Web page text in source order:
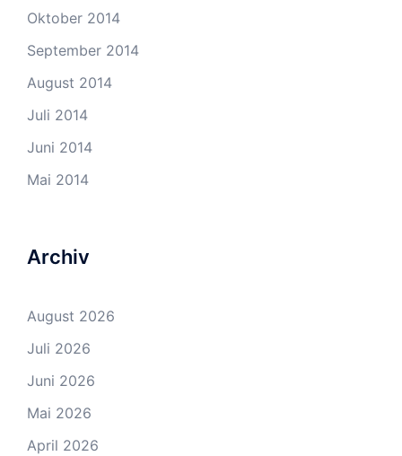
Oktober 2014
September 2014
August 2014
Juli 2014
Juni 2014
Mai 2014
Archiv
August 2026
Juli 2026
Juni 2026
Mai 2026
April 2026